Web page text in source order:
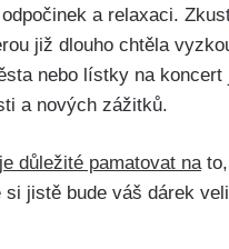
a relaxaci.
již dlouho chtěla
nebo lístky na koncert
a nových zážitků.
je důležité pamatovat nato,
jistě bude váš dárek